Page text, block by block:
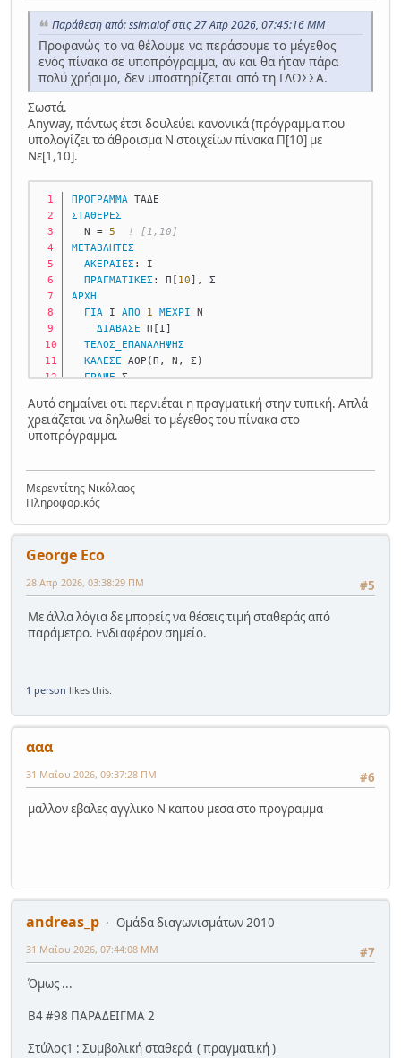
Παράθεση από: ssimaiof στις 27 Απρ 2026, 07:45:16 ΜΜ
Προφανώς το να θέλουμε να περάσουμε το μέγεθος
ενός πίνακα σε υποπρόγραμμα, αν και θα ήταν πάρα
πολύ χρήσιμο, δεν υποστηρίζεται από τη ΓΛΩΣΣΑ.
Σωστά.
Anyway, πάντως έτσι δουλεύει κανονικά (πρόγραμμα που
υπολογίζει το άθροισμα Ν στοιχείων πίνακα Π[10] με
Νε[1,10].
ΠΡΟΓΡΑΜΜΑ ΤΑΔΕ
ΣΤΑΘΕΡΕΣ
Ν = 5
! [1,10]
ΜΕΤΑΒΛΗΤΕΣ
ΑΚΕΡΑΙΕΣ : Ι
ΠΡΑΓΜΑΤΙΚΕΣ : Π[ 10], Σ
ΑΡΧΗ
ΓΙΑ Ι ΑΠΟ 1 ΜΕΧΡΙ Ν
ΔΙΑΒΑΣΕ Π[Ι]
ΤΕΛΟΣ_ΕΠΑΝΑΛΗΨΗΣ
ΚΑΛΕΣΕ ΑΘΡ(Π, Ν, Σ)
ΓΡΑΨΕ Σ
ΔΙΑΔΙΚΑΣΙΑ ΑΘΡ(Α, Ν, Σ)
ΜΕΤΑΒΛΗΤΕΣ
ΠΡΑΓΜΑΤΙΚΕΣ: Α[10], Σ
ΑΡΧΗ
Σ <-
ΓΙΑ i ΑΠΟ 1 ΜΕΧΡΙ Ν
Σ <- Σ + Α[i]
ΤΕΛΟΣ_ΕΠΑΝΑΛΗΨΗΣ
Αυτό σημαίνει οτι περνιέται η πραγματική στην τυπική. Απλά
χρειάζεται να δηλωθεί το μέγεθος του πίνακα στο
υποπρόγραμμα.
Μερεντίτης Νικόλαος
Πληροφορικός
George Eco
#5
28 Απρ 2026, 03:38:29 ΠΜ
Με άλλα λόγια δε μπορείς να θέσεις τιμή σταθεράς από
παράμετρο. Ενδιαφέρον σημείο.
1 person likes this.
ααα
#6
31 Μαΐου 2026, 09:37:28 ΠΜ
μαλλον εβαλες αγγλικο Ν καπου μεσα στο προγραμμα
andreas_p
Ομάδα διαγωνισμάτων 2010
#7
31 Μαΐου 2026, 07:44:08 ΜΜ
Όμως ...
Β4 #98 ΠΑΡΑΔΕΙΓΜΑ 2
Στύλος1 : Συμβολική σταθερά ( πραγματική )